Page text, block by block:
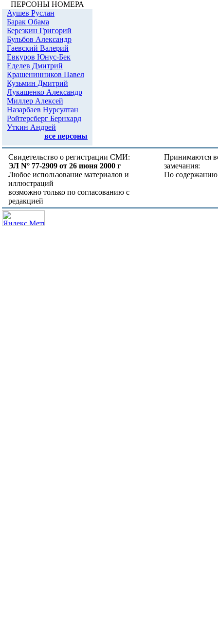
ПЕРСОНЫ НОМЕРА
Аушев Руслан
Барак Обама
Березкин Григорий
Бульбов Александр
Гаевский Валерий
Евкуров Юнус-Бек
Еделев Дмитрий
Крашенинников Павел
Кузьмин Дмитрий
Лукашенко Александр
Миллер Алексей
Назарбаев Нурсултан
Ройтерсберг Бернхард
Уткин Андрей
все персоны
Свидетельство о регистрации СМИ:
ЭЛ N° 77-2909 от 26 июня 2000 г
Любое использование материалов и
иллюстраций
возможно только по согласованию с
редакцией
Принимаются
замечания:
По